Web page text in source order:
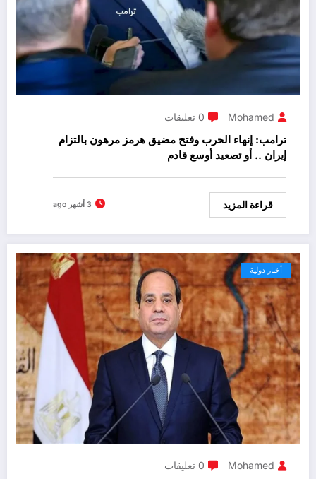
Mohamed 0 تعليقات
ترامب: إنهاء الحرب وفتح مضيق هرمز مرهون بالتزام
إيران .. أو تصعيد أوسع قادم
قراءة المزيد 3 أشهر ago
أخبار دولية
Mohamed 0 تعليقات